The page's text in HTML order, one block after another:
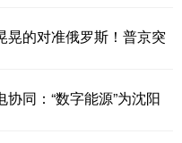
晃的对准俄罗斯！普京突
同：“数字能源”为沈阳